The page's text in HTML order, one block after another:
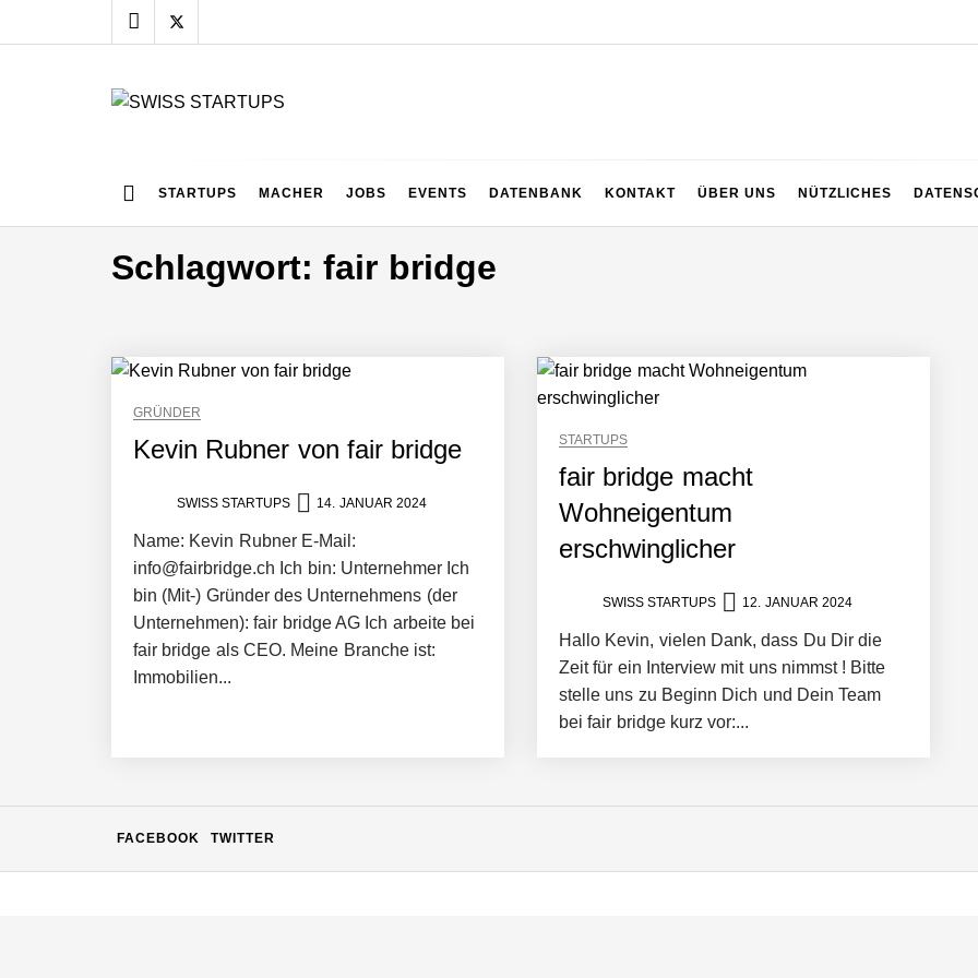
to
STARTUPS MACHER JOBS EVENTS DATENBANK KONTAKT ÜBER UNS NÜTZLICHES
Schlagwort:fair bridge
GRÜNDER
Kevin Rubner von fair bridge
SWISS STARTUPS 14. JANUAR 2024
Name: Kevin Rubner E-Mail:
info@fairbridge.ch Ich bin: Unternehmer Ich
bin (Mit-) Gründer des Unternehmens (der
Unternehmen): fair bridge AG Ich arbeite bei
fair bridge als CEO. Meine Branche ist:
Immobilien...
STARTUPS
fair bridge macht
Wohneigentum
erschwinglicher
SWISS STARTUPS 12. JANUAR 2024
Hallo Kevin, vielen Dank, dass Du Dir die
Zeit für ein Interview mit uns nimmst ! Bitte
stelle uns zu Beginn Dich und Dein Team
bei fair bridge kurz vor:...
c.technology im Employer Portrait
KnowS im Employer Portrait
Christian Fehr von c.technology
Ramin Schams von KnowS
c.technology – Das digitale Rückgrat der vernetzten Mobilität
KnowS – Die Plattform, die Menschen und Skills verbindet
FACEBOOK TWITTER